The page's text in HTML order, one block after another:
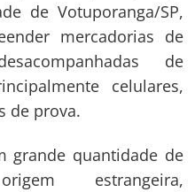
de Votuporanga/SP,
mercadorias de
de
celulares,
de prova.
grande quantidade de
estrangeira,